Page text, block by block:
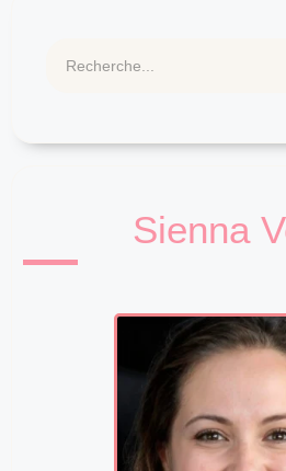
Sienna